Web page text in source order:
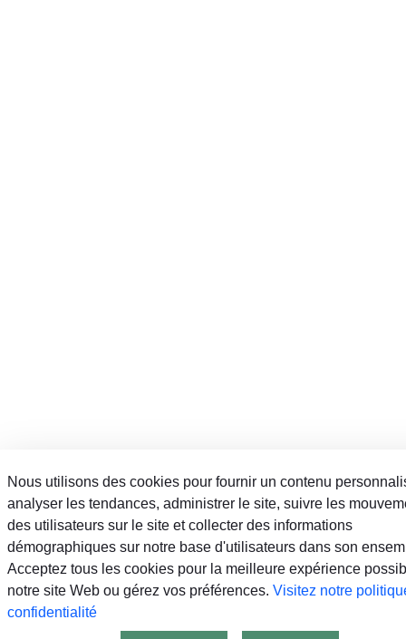
Nous utilisons des cookies pour fournir un contenu
analyser les tendances, administrer le site, suivre les
des utilisateurs sur le site et collecter des informations
démographiques sur notre base d'utilisateurs dans son
Acceptez tous les cookies pour la meilleure expérience
notre site Web ou gérez vos préférences. Visitez notre
confidentialité